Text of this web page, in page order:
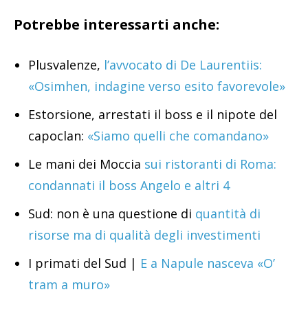
Potrebbe interessarti anche:
Plusvalenze, l’avvocato di De Laurentiis:
«Osimhen, indagine verso esito favorevole»
Estorsione, arrestati il boss e il nipote del
capoclan: «Siamo quelli che comandano»
Le mani dei Moccia sui ristoranti di Roma:
condannati il boss Angelo e altri 4
Sud: non è una questione di quantità di
risorse ma di qualità degli investimenti
I primati del Sud | E a Napule nasceva «O’
tram a muro»